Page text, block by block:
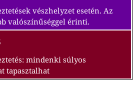
vészhelyzet esetén. Az
valószínűséggel érinti.
mindenki súlyos
tapasztalhat